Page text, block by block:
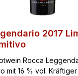
2017
Rocca
mit 16 % vol.